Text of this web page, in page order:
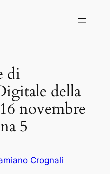
di
della
novembre
5
Crognali